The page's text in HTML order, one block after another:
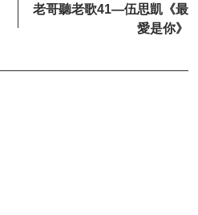
老哥聽老歌41—伍思凱《最
愛是你》